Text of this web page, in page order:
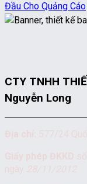
Đầu Cho Quảng Cáo
CTY TNHH
Nguyễn Long